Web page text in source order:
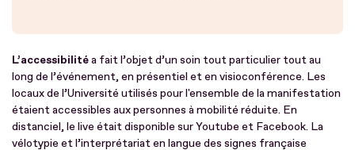
L’accessibilitéa fait l’objet d’un soin tout particulier tout au
long de l’événement, en présentiel et en visioconférence. Les
locaux de l’Université utilisés pour l'ensemble de la manifestation
étaient accessibles aux personnes à mobilité réduite. En
distanciel, le live était disponible sur Youtube et Facebook. La
vélotypie et l’interprétariat en langue des signes française